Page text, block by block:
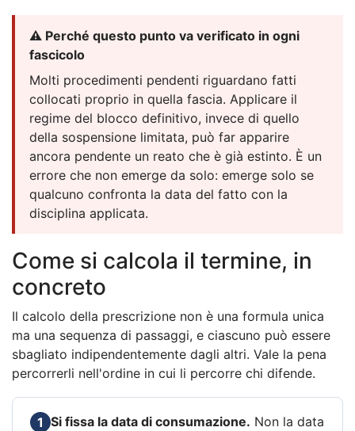
⚠️ Perché questo punto va verificato in ogni
fascicolo
Molti procedimenti pendenti riguardano fatti
collocati proprio in quella fascia. Applicare il
regime del blocco definitivo, invece di quello
della sospensione limitata, può far apparire
ancora pendente un reato che è già estinto. È un
errore che non emerge da solo: emerge solo se
qualcuno confronta la data del fatto con la
disciplina applicata.
Come si calcola il termine, in
concreto
Il calcolo della prescrizione non è una formula unica
ma una sequenza di passaggi, e ciascuno può essere
sbagliato indipendentemente dagli altri. Vale la pena
percorrerli nell'ordine in cui li percorre chi difende.
1 Si fissa la data di consumazione. Non la data